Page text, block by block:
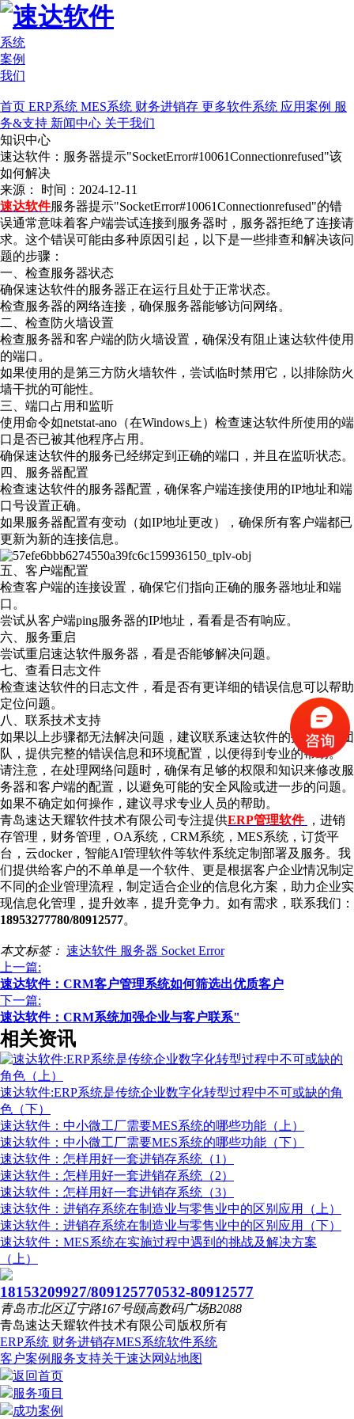
系统
案例
我们
首页 ERP系统 MES系统 财务进销存 更多软件系统 应用案例 服
务&支持 新闻中心 关于我们
知识中心
速达软件：服务器提示"SocketError#10061Connectionrefused"该
如何解决
来源： 时间：2024-12-11
速达软件服务器提示"SocketError#10061Connectionrefused"的错
误通常意味着客户端尝试连接到服务器时，服务器拒绝了连接请
求。这个错误可能由多种原因引起，以下是一些排查和解决该问
题的步骤：
一、检查服务器状态
确保速达软件的服务器正在运行且处于正常状态。
检查服务器的网络连接，确保服务器能够访问网络。
二、检查防火墙设置
检查服务器和客户端的防火墙设置，确保没有阻止速达软件使用
的端口。
如果使用的是第三方防火墙软件，尝试临时禁用它，以排除防火
墙干扰的可能性。
三、端口占用和监听
使用命令如netstat-ano（在Windows上）检查速达软件所使用的端
口是否已被其他程序占用。
确保速达软件的服务已经绑定到正确的端口，并且在监听状态。
四、服务器配置
检查速达软件的服务器配置，确保客户端连接使用的IP地址和端
口号设置正确。
如果服务器配置有变动（如IP地址更改），确保所有客户端都已
更新为新的连接信息。
五、客户端配置
检查客户端的连接设置，确保它们指向正确的服务器地址和端
口。
尝试从客户端ping服务器的IP地址，看看是否有响应。
六、服务重启
尝试重启速达软件服务器，看是否能够解决问题。
七、查看日志文件
检查速达软件的日志文件，看是否有更详细的错误信息可以帮助
定位问题。
八、联系技术支持
如果以上步骤都无法解决问题，建议联系速达软件的技术支持团
队，提供完整的错误信息和环境配置，以便得到专业的帮助。
请注意，在处理网络问题时，确保有足够的权限和知识来修改服
务器和客户端的配置，以避免可能的安全风险或进一步的问题。
如果不确定如何操作，建议寻求专业人员的帮助。
青岛速达天耀软件技术有限公司专注提供ERP管理软件
，进销
存管理，财务管理，OA系统，CRM系统，MES系统，订货平
台，云docker，智能AI管理软件等软件系统定制部署及服务。我
们提供给客户的不单单是一个软件、更是根据客户企业情况制定
不同的企业管理流程，制定适合企业的信息化方案，助力企业实
现信息化管理，提升效率，提升竞争力。如有需求，联系我们：
18953277780/80912577。
本文标签： 速达软件 服务器 Socket Error
上一篇:
速达软件：CRM客户管理系统如何筛选出优质客户
下一篇:
速达软件：CRM系统加强企业与客户联系"
相关资讯
速达软件:ERP系统是传统企业数字化转型过程中不可或缺的角
色（下）
速达软件：中小微工厂需要MES系统的哪些功能（上）
速达软件：中小微工厂需要MES系统的哪些功能（下）
速达软件：怎样用好一套进销存系统（1）
速达软件：怎样用好一套进销存系统（2）
速达软件：怎样用好一套进销存系统（3）
速达软件：进销存系统在制造业与零售业中的区别应用（上）
速达软件：进销存系统在制造业与零售业中的区别应用（下）
速达软件：MES系统在实施过程中遇到的挑战及解决方案
（上）
18153209927/809125770532-80912577
青岛市北区辽宁路167号颐高数码广场B2088
青岛速达天耀软件技术有限公司 版权所有
ERP系统 财务进销存MES系统软件系统
客户案例 服务支持关于速达网站地图
返回首页
服务项目
成功案例